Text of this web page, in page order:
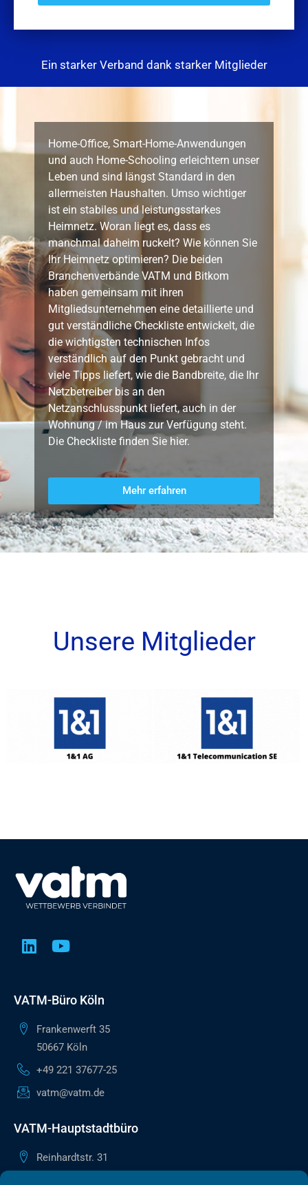
Ein starker Verband dank starker Mitglieder
Home-Office, Smart-Home-Anwendungen
und auch Home-Schooling erleichtern unser
Leben und sind längst Standard in den
allermeisten Haushalten. Umso wichtiger
ist ein stabiles und leistungsstarkes
Heimnetz. Woran liegt es, dass es
manchmal daheim ruckelt? Wie können Sie
Ihr Heimnetz optimieren? Die beiden
Branchenverbände VATM und Bitkom
haben gemeinsam mit ihren
Mitgliedsunternehmen eine detaillierte und
gut verständliche Checkliste entwickelt, die
die wichtigsten technischen Infos
verständlich auf den Punkt gebracht und
viele Tipps liefert, wie die Bandbreite, die Ihr
Netzbetreiber bis an den
Netzanschlusspunkt liefert, auch in der
Wohnung / im Haus zur Verfügung steht.
Die Checkliste finden Sie hier.
Mehr erfahren
Unsere Mitglieder
VATM-Büro Köln
Frankenwerft 35
50667 Köln
+49 221 37677-25
vatm@vatm.de
VATM-Hauptstadtbüro
Reinhardtstr. 31